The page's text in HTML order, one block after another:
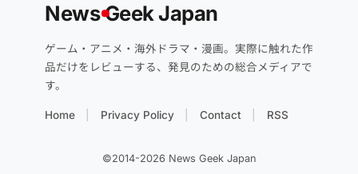
NewsGeek Japan
ゲーム・アニメ・海外ドラマ・漫画。実際に触れた作
品だけをレビューする、発見のための総合メディアで
す。
Home Privacy Policy Contact RSS
©2014-2026 News Geek Japan